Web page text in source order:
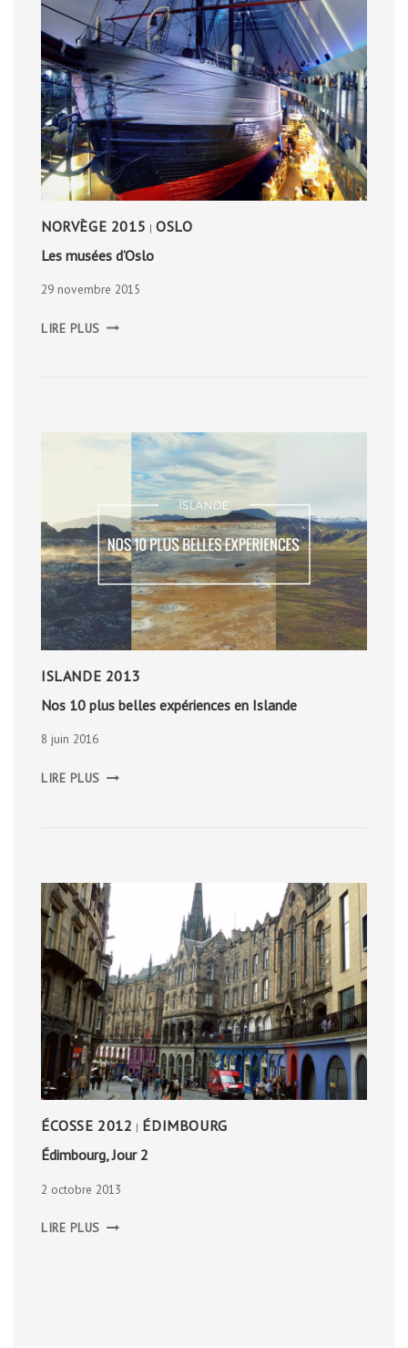
NORVÈGE 2015 | OSLO
Les musées d’Oslo
29 novembre 2015
LIRE PLUS MUSÉES
ISLANDE 2013
Nos 10 plus belles expériences en Islande
8 juin 2016
LIRE PLUS
ÉCOSSE 2012 | ÉDIMBOURG
Édimbourg, Jour 2
2 octobre 2013
LIRE PLUS JOUR